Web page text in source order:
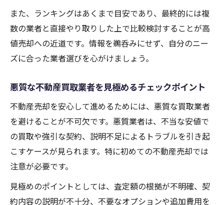
また、ランキングはあくまで目安であり、最終的には複
数の業者と直接やり取りした上で比較検討することが高
値売却への近道です。情報を鵜呑みにせず、自分のニー
ズに合った業者選びを心がけましょう。
悪質な不動産買取業者を見極めるチェックポイント
不動産売却を安心して進めるためには、悪質な買取業者
を避けることが不可欠です。悪質業者は、不当な安値で
の買取や強引な契約、説明不足によるトラブルを引き起
こすケースが見られます。特に初めての不動産売却では
注意が必要です。
見極めのポイントとしては、査定額の根拠が不明確、契
約内容の説明が不十分、不要なオプションや追加費用を